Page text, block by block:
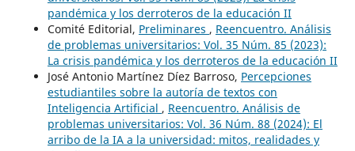
pandémica y los derroteros de la educación II
Comité Editorial, Preliminares , Reencuentro. Análisis
de problemas universitarios: Vol. 35 Núm. 85 (2023):
La crisis pandémica y los derroteros de la educación II
José Antonio Martínez Díez Barroso, Percepciones
estudiantiles sobre la autoría de textos con
Inteligencia Artificial , Reencuentro. Análisis de
problemas universitarios: Vol. 36 Núm. 88 (2024): El
arribo de la IA a la universidad: mitos, realidades y